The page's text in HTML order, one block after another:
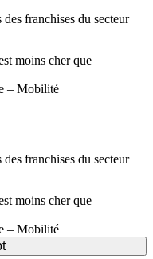
franchises du secteur
moins cher que
– Mobilité
franchises du secteur
moins cher que
– Mobilité